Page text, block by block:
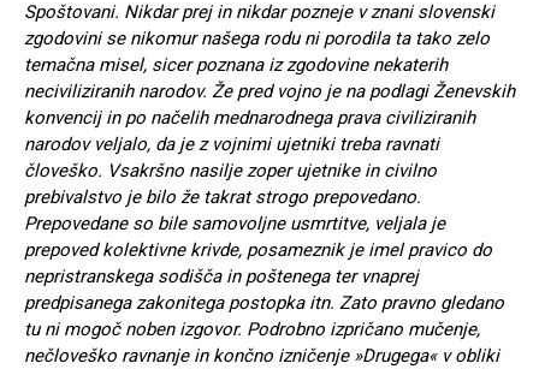
Spoštovani. Nikdar prej in nikdar pozneje v znani slovenski
zgodovini se nikomur našega rodu ni porodila ta tako zelo
temačna misel, sicer poznana iz zgodovine nekaterih
neciviliziranih narodov. Že pred vojno je na podlagi Ženevskih
konvencij in po načelih mednarodnega prava civiliziranih
narodov veljalo, da je z vojnimi ujetniki treba ravnati
človeško. Vsakršno nasilje zoper ujetnike in civilno
prebivalstvo je bilo že takrat strogo prepovedano.
Prepovedane so bile samovoljne usmrtitve, veljala je
prepoved kolektivne krivde, posameznik je imel pravico do
nepristranskega sodišča in poštenega ter vnaprej
predpisanega zakonitega postopka itn. Zato pravno gledano
tu ni mogoč noben izgovor. Podrobno izpričano mučenje,
nečloveško ravnanje in končno izničenje »Drugega« v obliki